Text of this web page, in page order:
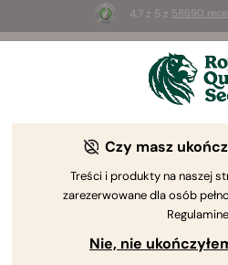
4.7 z 5 z 58690
Summer Sales
na wybrane
The
Czy masz
Treści i produkty na naszej
zarezerwowane dla osób
Nie, nie